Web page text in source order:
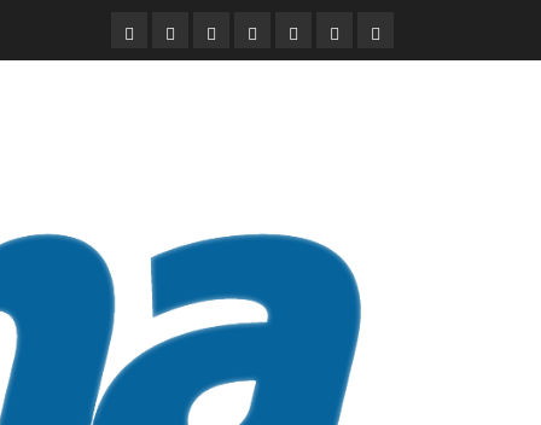
DURANGO
NACIONAL
INTERNACIONAL
DEPORTES
ENTRETENIMIENTO
CIENCIA
Y
OPINION